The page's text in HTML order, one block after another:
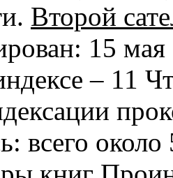
Второй
15 мая
– 11
всего